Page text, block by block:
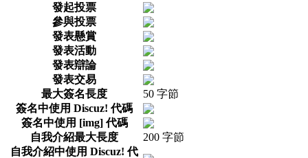
發起投票
參與投票
發表懸賞
發表活動
發表辯論
發表交易
最大簽名長度
50 字節
簽名中使用 Discuz! 代碼
簽名中使用 [img] 代碼
自我介紹最大長度
200 字節
自我介紹中使用 Discuz! 代